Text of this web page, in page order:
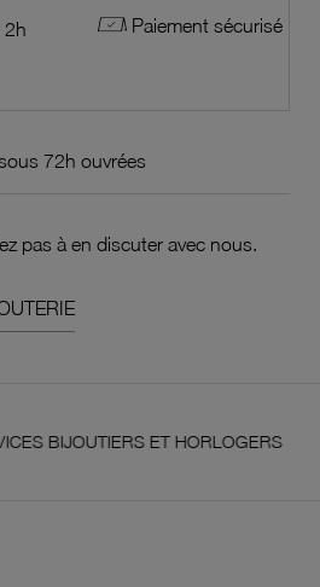
2h Paiement sécurisé
72h ouvrées
pas à en discuter avec nous.
ET HORLOGERS